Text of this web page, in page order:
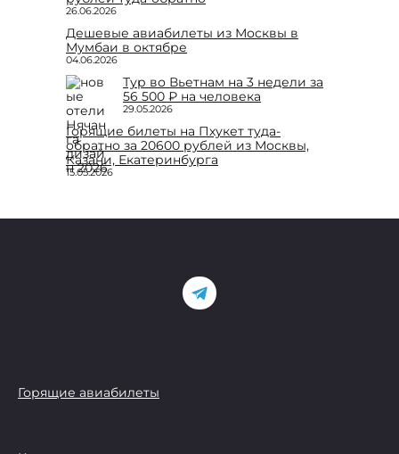
26.06.2026
Дешевые авиабилеты из Москвы в
Мумбаи в октябре
04.06.2026
Тур во Вьетнам на 3 недели за
56 500 ₽ на человека
29.05.2026
Горящие билеты на Пхукет туда-
обратно за 20600 рублей из Москвы,
Казани, Екатеринбурга
15.05.2026
Горящие авиабилеты